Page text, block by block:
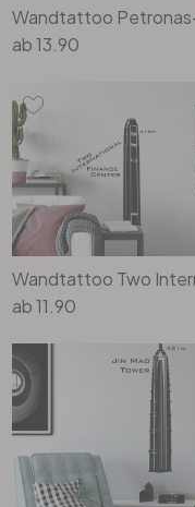
Home
Zweifarbig
Wohnzimmer
Schlafzimmer
Kinderzimmer
Jugendzimmer
3-teilig
4-teilig
5-teilig
Wohnzimmer
Schlafzimmer
Kinderzimmer
Küche
Tapeten Gelb
Tapeten Rot
Tapeten Blau
Tapeten Grün
Tapeten Pink &
Tapeten Lila & Violett
Wohnzimmer
ab13.90
ab11.90